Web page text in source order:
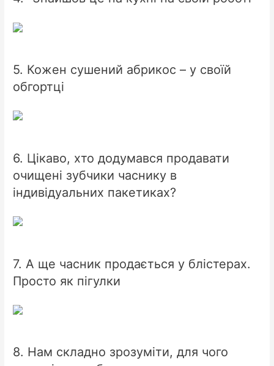
5. Кожен сушений абрикос – у своїй
обгортці
6. Цікаво, хто додумався продавати
очищені зубчики часнику в
індивідуальних пакетиках?
7. А ще часник продається у блістерах.
Просто як пігулки
8. Нам складно зрозуміти, для чого